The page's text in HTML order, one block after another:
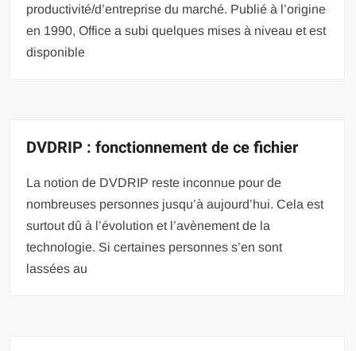
productivité/d’entreprise du marché. Publié à l’origine
en 1990, Office a subi quelques mises à niveau et est
disponible
DVDRIP : fonctionnement de ce fichier
La notion de DVDRIP reste inconnue pour de
nombreuses personnes jusqu’à aujourd’hui. Cela est
surtout dû à l’évolution et l’avènement de la
technologie. Si certaines personnes s’en sont
lassées au